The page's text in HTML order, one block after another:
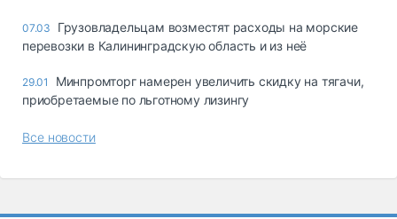
07.03
Грузовладельцам возместят расходы на морские
перевозки в Калининградскую область и из неё
29.01
Минпромторг намерен увеличить скидку на тягачи,
приобретаемые по льготному лизингу
Все новости